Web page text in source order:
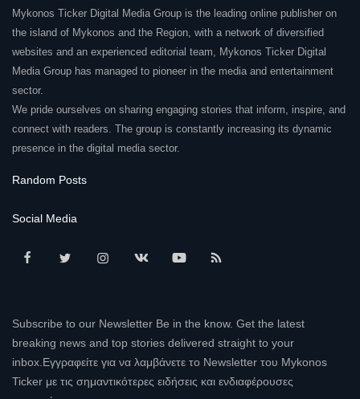
Mykonos Ticker Digital Media Group is the leading online publisher on
the island of Mykonos and the Region, with a network of diversified
websites and an experienced editorial team, Mykonos Ticker Digital
Media Group has managed to pioneer in the media and entertainment
sector.
We pride ourselves on sharing engaging stories that inform, inspire, and
connect with readers. The group is constantly increasing its dynamic
presence in the digital media sector.
Random Posts
Social Media
Subscribe to our Newsletter Be in the know. Get the latest
breaking news and top stories delivered straight to your
inbox.Εγγραφείτε για να λαμβάνετε το Newsletter του Mykonos
Ticker με τις σημαντικότερες ειδήσεις και ενδιαφέρουσες